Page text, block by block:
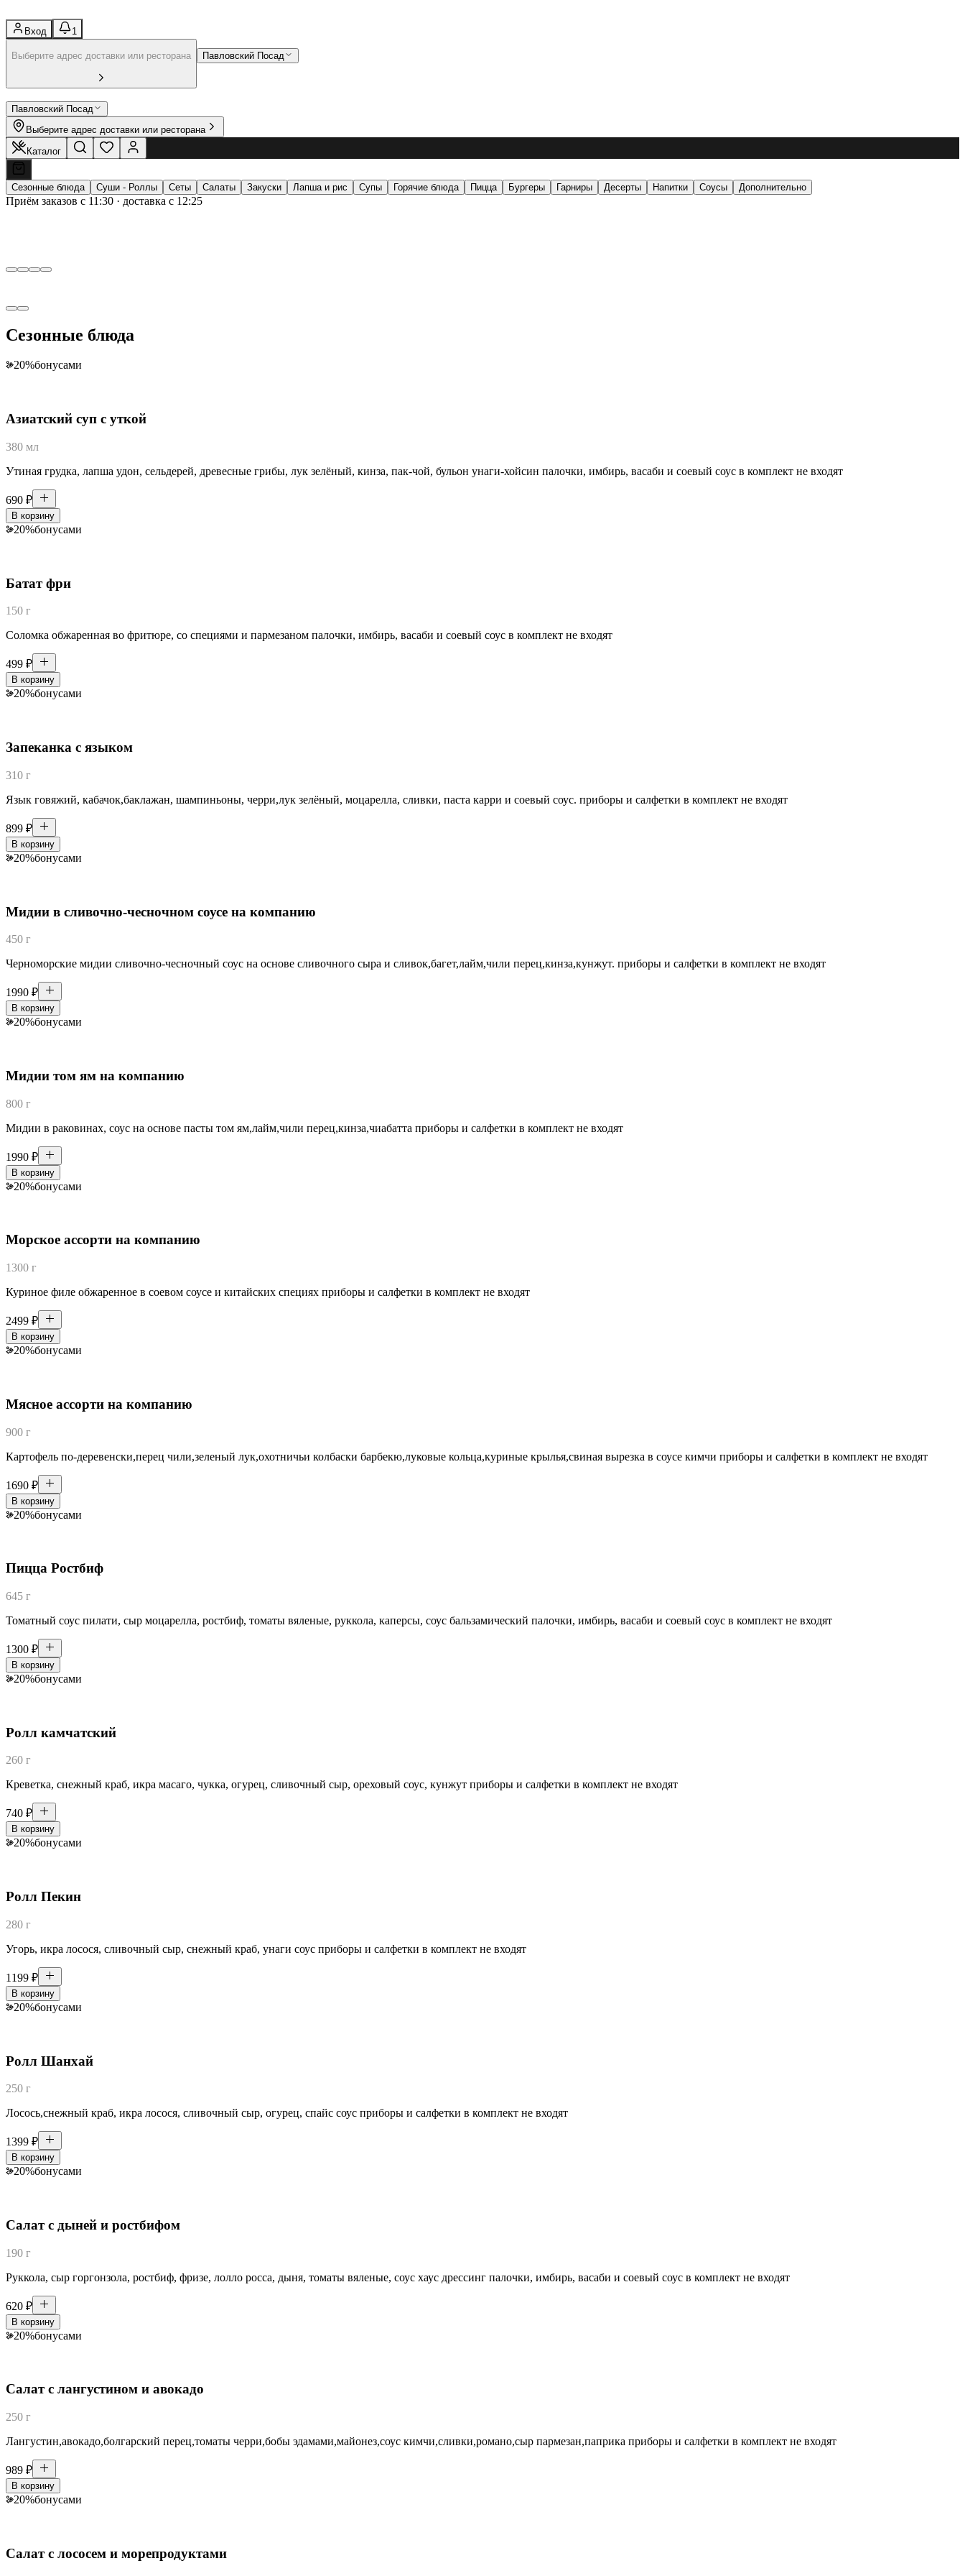
Вход 1
Выберите адрес доставки или ресторана Павловский Посад
Павловский Посад
Выберите адрес доставки или ресторана
Каталог
Сезонные блюда Суши - Роллы Сеты Салаты Закуски Лапша и рис Супы Горячие блюда Пицца Бургеры Гарниры Десерты Напитки Соусы Дополнительно
Приём заказов с 11:30 · доставка с 12:25
Сезонные блюда
20%бонусами
Азиатский суп с уткой
380 мл
Утиная грудка, лапша удон, сельдерей, древесные грибы, лук зелёный, кинза, пак-чой, бульон унаги-хойсин палочки, имбирь, васаби и соевый соус в комплект не входят
690 ₽
В корзину
20%бонусами
Батат фри
150 г
Соломка обжаренная во фритюре, со специями и пармезаном палочки, имбирь, васаби и соевый соус в комплект не входят
499 ₽
В корзину
20%бонусами
Запеканка с языком
310 г
Язык говяжий, кабачок,баклажан, шампиньоны, черри,лук зелёный, моцарелла, сливки, паста карри и соевый соус. приборы и салфетки в комплект не входят
899 ₽
В корзину
20%бонусами
Мидии в сливочно-чесночном соусе на компанию
450 г
Черноморские мидии сливочно-чесночный соус на основе сливочного сыра и сливок,багет,лайм,чили перец,кинза,кунжут. приборы и салфетки в комплект не входят
1990 ₽
В корзину
20%бонусами
Мидии том ям на компанию
800 г
Мидии в раковинах, соус на основе пасты том ям,лайм,чили перец,кинза,чиабатта приборы и салфетки в комплект не входят
1990 ₽
В корзину
20%бонусами
Морское ассорти на компанию
1300 г
Куриное филе обжаренное в соевом соусе и китайских специях приборы и салфетки в комплект не входят
2499 ₽
В корзину
20%бонусами
Мясное ассорти на компанию
900 г
Картофель по-деревенски,перец чили,зеленый лук,охотничьи колбаски барбекю,луковые кольца,куриные крылья,свиная вырезка в соусе кимчи приборы и салфетки в комплект не входят
1690 ₽
В корзину
20%бонусами
Пицца Ростбиф
645 г
Томатный соус пилати, сыр моцарелла, ростбиф, томаты вяленые, руккола, каперсы, соус бальзамический палочки, имбирь, васаби и соевый соус в комплект не входят
1300 ₽
В корзину
20%бонусами
Ролл камчатский
260 г
Креветка, снежный краб, икра масаго, чукка, огурец, сливочный сыр, ореховый соус, кунжут приборы и салфетки в комплект не входят
740 ₽
В корзину
20%бонусами
Ролл Пекин
280 г
Угорь, икра лосося, сливочный сыр, снежный краб, унаги соус приборы и салфетки в комплект не входят
1199 ₽
В корзину
20%бонусами
Ролл Шанхай
250 г
Лосось,снежный краб, икра лосося, сливочный сыр, огурец, спайс соус приборы и салфетки в комплект не входят
1399 ₽
В корзину
20%бонусами
Салат с дыней и ростбифом
190 г
Руккола, сыр горгонзола, ростбиф, фризе, лолло росса, дыня, томаты вяленые, соус хаус дрессинг палочки, имбирь, васаби и соевый соус в комплект не входят
620 ₽
В корзину
20%бонусами
Салат с лангустином и авокадо
250 г
Лангустин,авокадо,болгарский перец,томаты черри,бобы эдамами,майонез,соус кимчи,сливки,романо,сыр пармезан,паприка приборы и салфетки в комплект не входят
989 ₽
В корзину
20%бонусами
Салат с лососем и морепродуктами